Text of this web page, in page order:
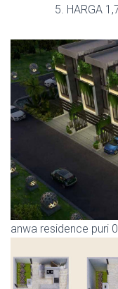
HARGA
anwa residence puri